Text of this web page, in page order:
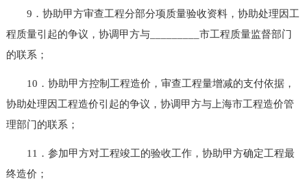
9．协助甲方审查工程分部分项质量验收资料，协助处理因工
程质量引起的争议，协调甲方与_________市工程质量监督部门
的联系；
10．协助甲方控制工程造价，审查工程量增减的支付依据，
协助处理因工程造价引起的争议，协调甲方与上海市工程造价管
理部门的联系；
11．参加甲方对工程竣工的验收工作，协助甲方确定工程最
终造价；